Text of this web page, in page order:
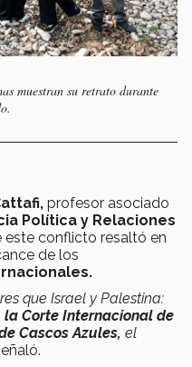
muestran su retrato durante
profesor asociado
Política y Relaciones
este conflicto resaltó en
de los
que Israel y Palestina:
la Corte Internacional de
Cascos Azules, el